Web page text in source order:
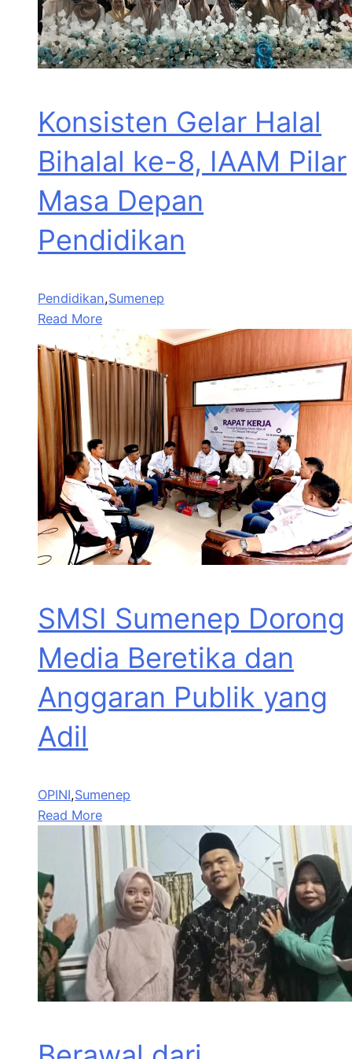
Konsisten Gelar Halal
Bihalal ke-8, IAAM Pilar
Masa Depan
Pendidikan
Pendidikan,Sumenep
Read More
SMSI Sumenep Dorong
Media Beretika dan
Anggaran Publik yang
Adil
OPINI,Sumenep
Read More